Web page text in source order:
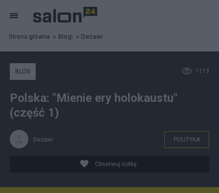
Strona główna Blogi Deżawi
1113
BLOG
Polska: "Mienie ery holokaustu"
(część 1)
Deżawi POLITYKA
Obserwuj notkę